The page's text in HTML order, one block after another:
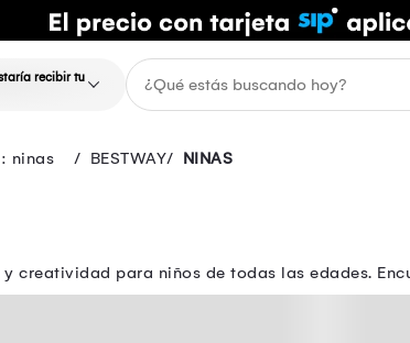
recibir tu
ninas BESTWAY NINAS
creatividad para niños de todas las edades.